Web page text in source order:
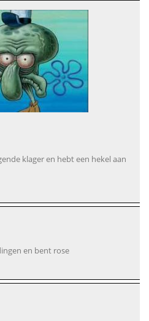
klager en hebt een hekel aan
en bent rose